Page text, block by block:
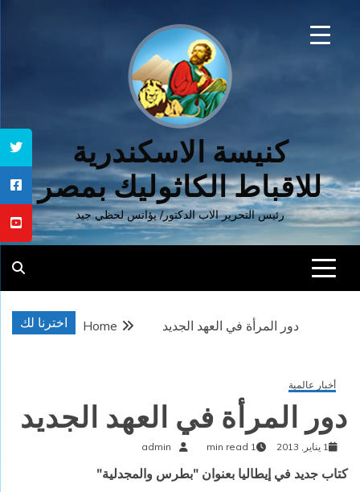
كنيسة الاسكندرية
للاقباط الكاثوليك بمصر
رئيس التحرير الاب الدكتور/ يؤانس لحظي جيد
اخترنا لك Home دور المرأة في العهد الجديد
أخبار عالمية
دور المرأة في العهد الجديد
1 يناير, 2013 1 min read
admin
كتاب جديد في إيطاليا بعنوان "بطرس والمجدلية"